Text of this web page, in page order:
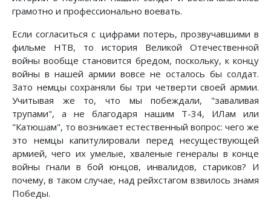
грамотно и профессионально воевать.
Если согласиться с цифрами потерь, прозвучавшими в
фильме НТВ, то история Великой Отечественной
войны вообще становится бредом, поскольку, к концу
войны в нашей армии вовсе не осталось бы солдат.
Зато немцы сохраняли бы три четверти своей армии.
Учитывая же то, что мы побеждали, "заваливая
трупами", а не благодаря нашим Т-34, ИЛам или
"Катюшам", то возникает естественный вопрос: чего же
это немцы капитулировали перед несуществующей
армией, чего их умелые, хваленые генералы в конце
войны гнали в бой юнцов, инвалидов, стариков? И
почему, в таком случае, над рейхстагом взвилось знамя
Победы.